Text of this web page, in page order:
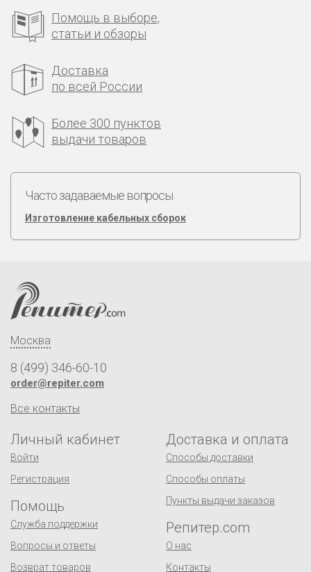
Помощь в выборе,
статьи и обзоры
Доставка
по всей России
Более 300 пунктов
выдачи товаров
Часто задаваемые вопросы
Изготовление кабельных сборок
Москва
8 (499) 346-60-10
order@repiter.com
Все контакты
Личный кабинет
Войти
Регистрация
Помощь
Служба поддержки
Вопросы и ответы
Возврат товаров
Доставка и оплата
Способы доставки
Способы оплаты
Пункты выдачи заказов
Репитер.com
О нас
Контакты